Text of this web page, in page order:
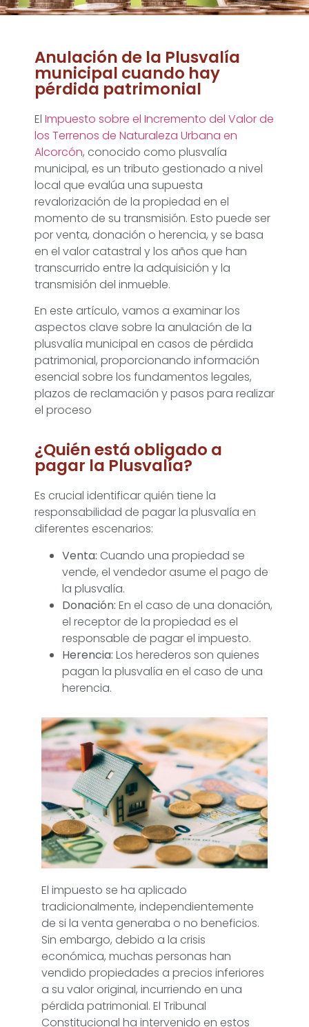
Anulación de la Plusvalía
municipal cuando hay
pérdida patrimonial
El Impuesto sobre el Incremento del Valor de
los Terrenos de Naturaleza Urbana en
Alcorcón, conocido como plusvalía
municipal, es un tributo gestionado a nivel
local que evalúa una supuesta
revalorización de la propiedad en el
momento de su transmisión. Esto puede ser
por venta, donación o herencia, y se basa
en el valor catastral y los años que han
transcurrido entre la adquisición y la
transmisión del inmueble.
En este artículo, vamos a examinar los
aspectos clave sobre la anulación de la
plusvalía municipal en casos de pérdida
patrimonial, proporcionando información
esencial sobre los fundamentos legales,
plazos de reclamación y pasos para realizar
el proceso
¿Quién está obligado a
pagar la Plusvalía?
Es crucial identificar quién tiene la
responsabilidad de pagar la plusvalía en
diferentes escenarios:
Venta: Cuando una propiedad se
vende, el vendedor asume el pago de
la plusvalía.
Donación: En el caso de una donación,
el receptor de la propiedad es el
responsable de pagar el impuesto.
Herencia: Los herederos son quienes
pagan la plusvalía en el caso de una
herencia.
El impuesto se ha aplicado
tradicionalmente, independientemente
de si la venta generaba o no beneficios.
Sin embargo, debido a la crisis
económica, muchas personas han
vendido propiedades a precios inferiores
a su valor original, incurriendo en una
pérdida patrimonial. El Tribunal
Constitucional ha intervenido en estos